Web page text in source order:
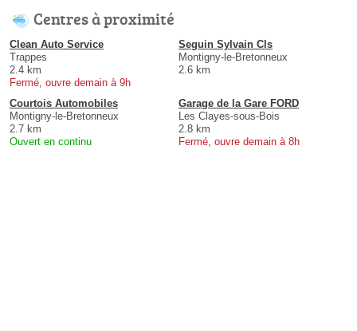
Centres à proximité
Clean Auto Service
Trappes
2.4 km
Fermé, ouvre demain à 9h
Seguin Sylvain Cls
Montigny-le-Bretonneux
2.6 km
Courtois Automobiles
Montigny-le-Bretonneux
2.7 km
Ouvert en continu
Garage de la Gare FORD
Les Clayes-sous-Bois
2.8 km
Fermé, ouvre demain à 8h